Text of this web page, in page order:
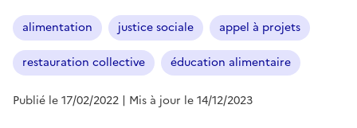
alimentation justice sociale appel à projets
restauration collective éducation alimentaire
Publié le 17/02/2022 | Mis à jour le 14/12/2023